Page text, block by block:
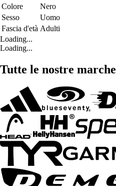
Colore
Nero
Sesso
Uomo
Fascia d'età Adulti
Loading...
Loading...
Tutte le nostre marche